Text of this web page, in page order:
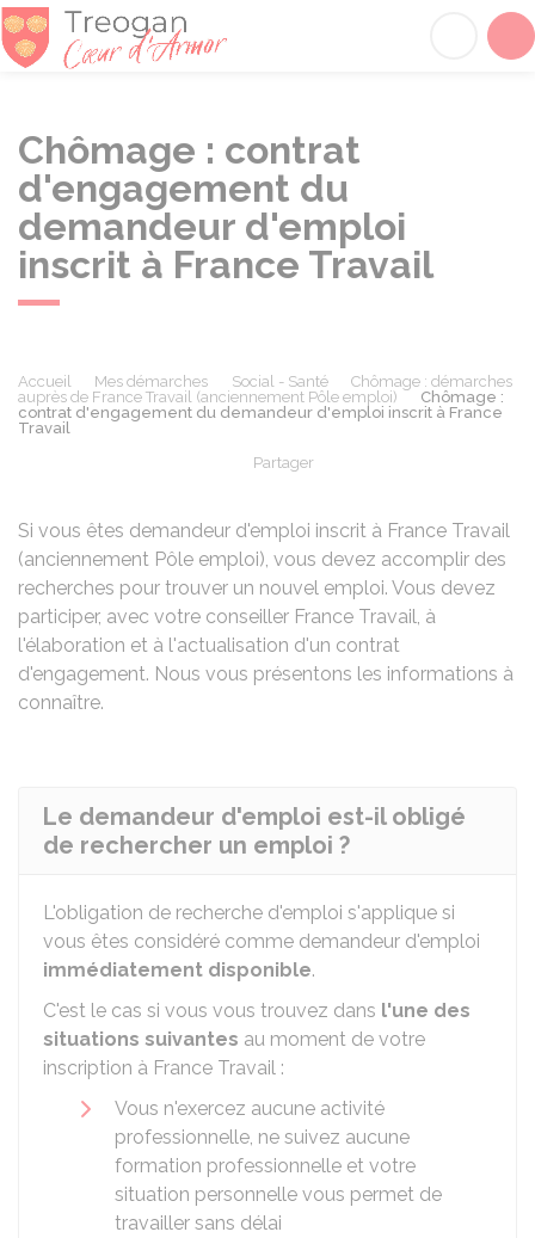
Chômage : contrat
d'engagement du
demandeur d'emploi
inscrit à France Travail
Accueil Mes démarches Social - Santé
Chômage : démarches
auprès de France Travail (anciennement Pôle emploi)
Chômage :
contrat d'engagement du demandeur d'emploi inscrit à France
Travail
Partager
Si vous êtes demandeur d'emploi inscrit à France Travail
(anciennement Pôle emploi), vous devez accomplir des
recherches pour trouver un nouvel emploi. Vous devez
participer, avec votre conseiller France Travail, à
l'élaboration et à l'actualisation d'un contrat
d'engagement. Nous vous présentons les informations à
connaître.
Le demandeur d'emploi est-il obligé
de rechercher un emploi ?
L'obligation de recherche d'emploi s'applique si
vous êtes considéré comme demandeur d'emploi
immédiatement disponible.
C'est le cas si vous vous trouvez dans l'une des
situations suivantes au moment de votre
inscription à France Travail :
Vous n'exercez aucune activité
professionnelle, ne suivez aucune
formation professionnelle et votre
situation personnelle vous permet de
travailler sans délai